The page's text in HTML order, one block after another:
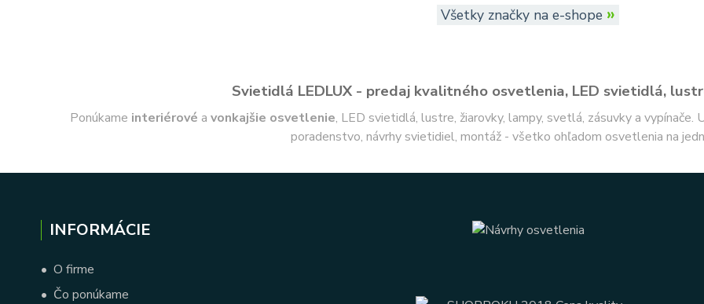
Všetky značky na e-shope »
Svietidlá LEDLUX - predaj kvalitného osvetlenia, LED svietidlá,
Ponúkame interiérové a vonkajšie osvetlenie, LED svietidlá, lustre, žiarovky, lampy, svetlá, zásuvky a
poradenstvo, návrhy svietidiel, montáž - všetko ohľadom osvetlenia na
INFORMÁCIE
• O firme
• Čo ponúkame